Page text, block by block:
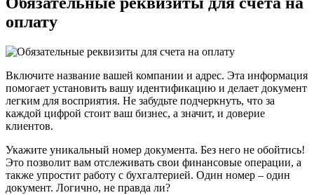
оплату
Включите название вашей компании и адрес. Эта информация
помогает установить вашу идентификацию и делает документ
легким для восприятия. Не забудьте подчеркнуть, что за
каждой цифрой стоит ваш бизнес, а значит, и доверие
клиентов.
Укажите уникальный номер документа. Без него не обойтись!
Это позволит вам отслеживать свои финансовые операции, а
также упростит работу с бухгалтерией. Один номер – один
документ. Логично, не правда ли?